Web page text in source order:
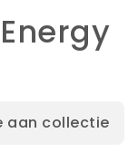
aan collectie